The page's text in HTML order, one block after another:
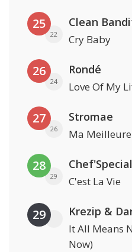
25
22 Cry Baby
26
24
Rondé
Love Of My
27
26
Stromae
Ma
28
29
Chef'Special
C'est La Vie
29 Krezip &
It All Means
Now)